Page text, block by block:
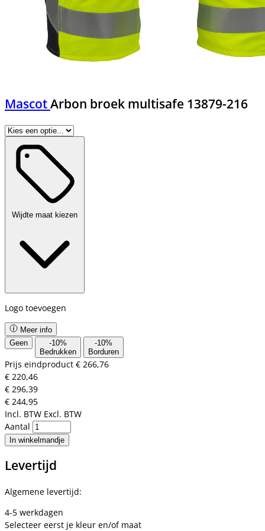
MascotArbon broek multisafe 13879-216
Wijdte maat kiezen
Logo toevoegen
Meer info
Geen
-10%
Bedrukken
-10%
Borduren
Prijs eindproduct € 266,76
€ 220,46
€ 296,39
€ 244,95
Incl. BTW Excl. BTW
Aantal
In winkelmandje
Levertijd
Algemene levertijd:
4-5 werkdagen
Selecteer eerst je kleur en/of maat